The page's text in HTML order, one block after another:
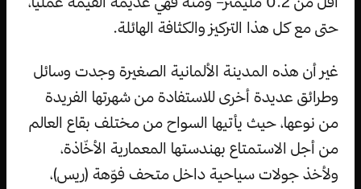
حتى مع كل هذا التركيز والكثافة الهائلة.
غير أن هذه المدينة الألمانية الصغيرة وجدت وسائل
وطرائق عديدة أخرى للاستفادة من شهرتها الفريدة
من نوعها، حيث يأتيها السواح من مختلف بقاع العالم
من أجل الاستمتاع بهندستها المعمارية الأخّاذة،
ولأخذ جولات سياحية داخل متحف فوّهة (ريس)،